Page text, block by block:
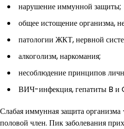
нарушение иммунной защиты;
общее истощение организма,
патологии ЖКТ, нервной
алкоголизм, наркомания;
несоблюдение принципов
ВИЧ-инфекция, гепатиты B и
Слабая иммунная защита организма
половой член. Пик заболевания